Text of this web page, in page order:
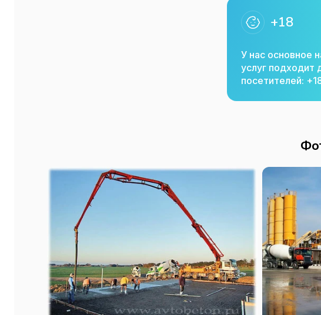
+18
У нас основное
услуг подходит
посетителей: